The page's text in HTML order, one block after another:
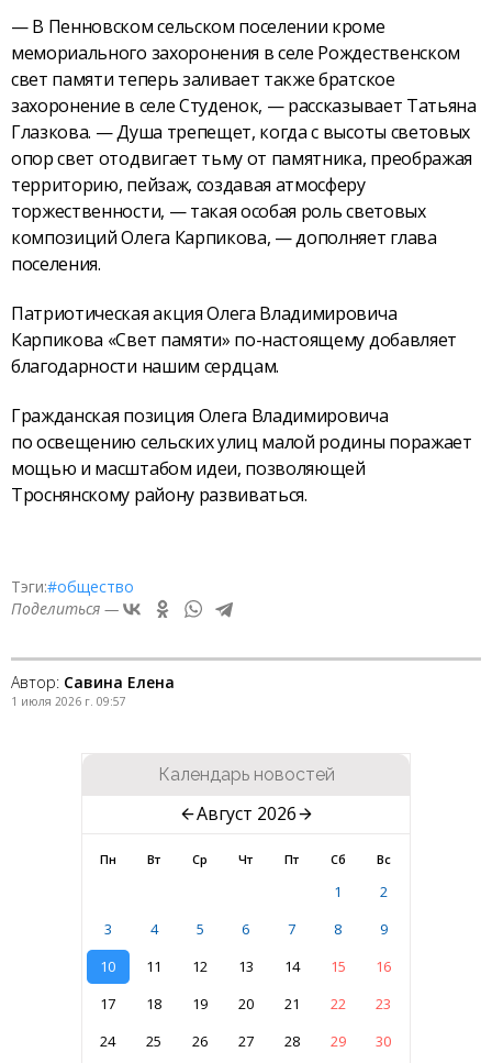
— В Пенновском сельском поселении кроме
мемориального захоронения в селе Рождественском
свет памяти теперь заливает также братское
захоронение в селе Студенок, — рассказывает Татьяна
Глазкова. — Душа трепещет, когда с высоты световых
опор свет отодвигает тьму от памятника, преображая
территорию, пейзаж, создавая атмосферу
торжественности, — такая особая роль световых
композиций Олега Карпикова, — дополняет глава
поселения.
Патриотическая акция Олега Владимировича
Карпикова «Свет памяти» по-настоящему добавляет
благодарности нашим сердцам.
Гражданская позиция Олега Владимировича
по освещению сельских улиц малой родины поражает
мощью и масштабом идеи, позволяющей
Троснянскому району развиваться.
Тэги:#общество
Поделиться —
Автор: Савина Елена
1 июля 2026 г. 09:57
Календарь новостей
Август 2026
Пн Вт Ср Чт Пт Сб Вс
1
2
3
4 5 6 7 8
9
10
11 12 13 14 15
16
17
18 19 20 21 22
23
24
25 26 27 28 29 30